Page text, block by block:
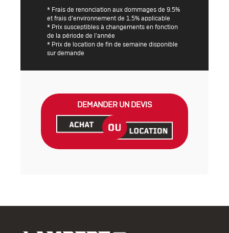
* Frais de renonciation aux dommages de 9.5%
et frais d’environnement de 1.5% applicable
* Prix susceptibles à changements en fonction
de la période de l'année
* Prix de location de fin de semaine disponible
sur demande
DEMANDER UN DEVIS